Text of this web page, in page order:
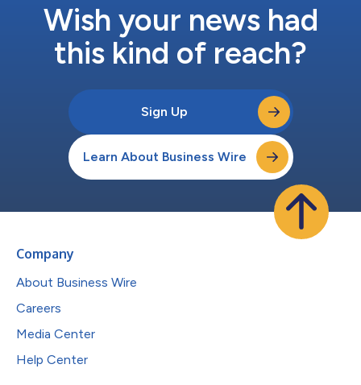
Wish your news had
this kind of reach?
Sign Up
Learn About Business Wire
Company
About Business Wire
Careers
Media Center
Help Center